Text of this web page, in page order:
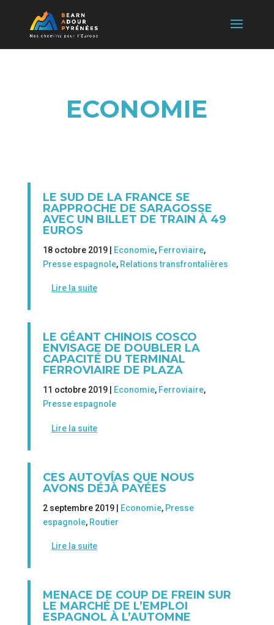
ECONOMIE
LE SUD DE LA FRANCE SE
RAPPROCHE DE SARAGOSSE
AVEC UN BILLET DE TRAIN À 49
EUROS
18 octobre 2019 | Economie, Ferroviaire,
Presse espagnole, Relations transfrontalières
Lire la suite
LE GÉANT CHINOIS COSCO
ENVISAGE DE DOUBLER LA
CAPACITÉ DU TERMINAL
FERROVIAIRE DE PLAZA
11 octobre 2019 | Economie, Ferroviaire,
Presse espagnole
Lire la suite
CES AUTOVÍAS QUE NOUS
AVONS DÉJÀ PAYÉES
2 septembre 2019 | Economie, Presse
espagnole, Routier
Lire la suite
MENACE DE COUP DE FREIN SUR
LE MARCHÉ DE L’EMPLOI
ESPAGNOL À L’AUTOMNE